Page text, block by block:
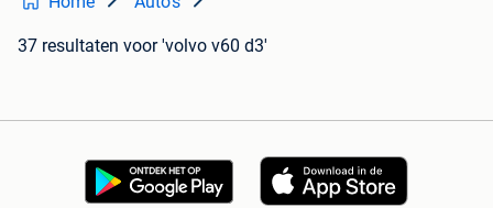
37 resultaten voor 'volvo v60 d3'